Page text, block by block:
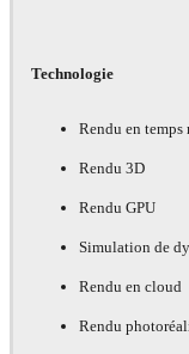
Technologie
Rendu en temps
Rendu 3D
Rendu GPU
Simulation de
Rendu en cloud
Rendu